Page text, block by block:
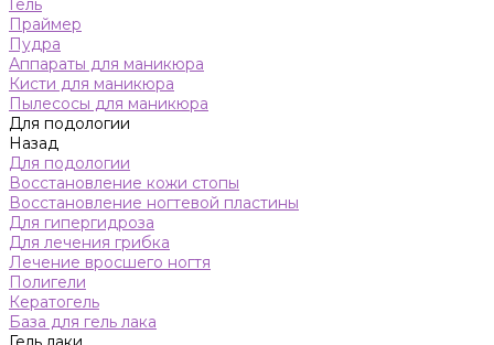
Гель
Праймер
Пудра
Аппараты для маникюра
Кисти для маникюра
Пылесосы для маникюра
Для подологии
Назад
Для подологии
Восстановление кожи стопы
Восстановление ногтевой пластины
Для гипергидроза
Для лечения грибка
Лечение вросшего ногтя
Полигели
Кератогель
База для гель лака